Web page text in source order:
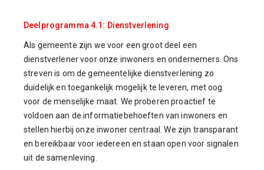
Deelprogramma 4.1: Dienstverlening
Als gemeente zijn we voor een groot deel een
dienstverlener voor onze inwoners en ondernemers. Ons
streven is om de gemeentelijke dienstverlening zo
duidelijk en toegankelijk mogelijk te leveren, met oog
voor de menselijke maat. We proberen proactief te
voldoen aan de informatiebehoeften van inwoners en
stellen hierbij onze inwoner centraal. We zijn transparant
en bereikbaar voor iedereen en staan open voor signalen
uit de samenleving.